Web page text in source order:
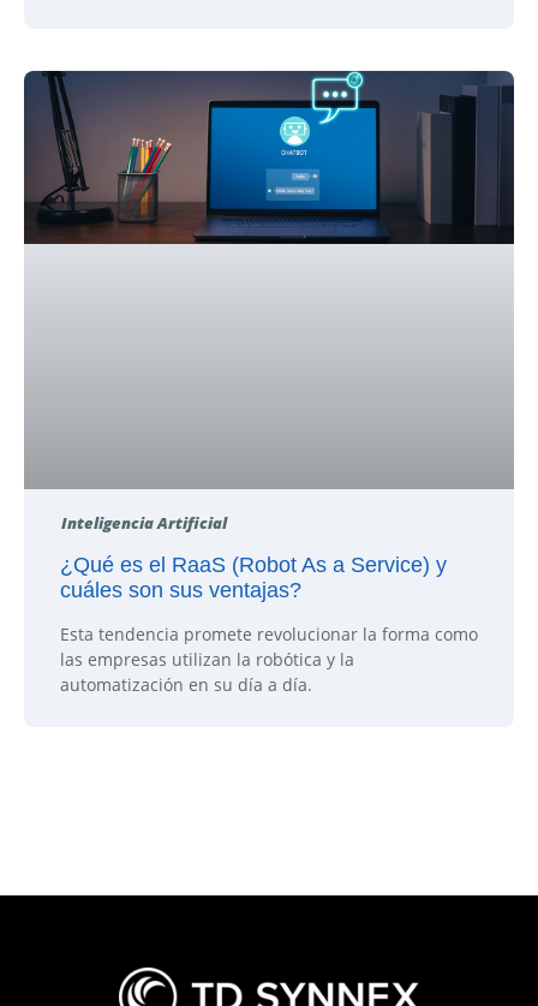
Inteligencia Artificial
¿Qué es el RaaS (Robot As a Service) y
cuáles son sus ventajas?
Esta tendencia promete revolucionar la forma como
las empresas utilizan la robótica y la
automatización en su día a día.